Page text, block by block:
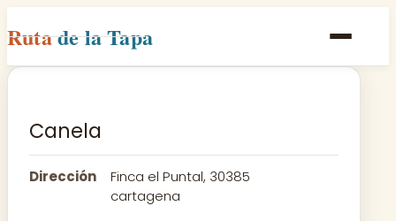
Rutade la Tapa
Inicio
Rutas
Canela
Dirección
Finca el Puntal, 30385
cartagena